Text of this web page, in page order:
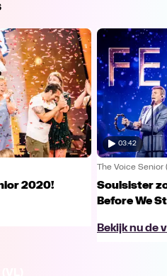
2020!
03:42
The Voice Senior
Soulsister
Before We
Bekijk nu de